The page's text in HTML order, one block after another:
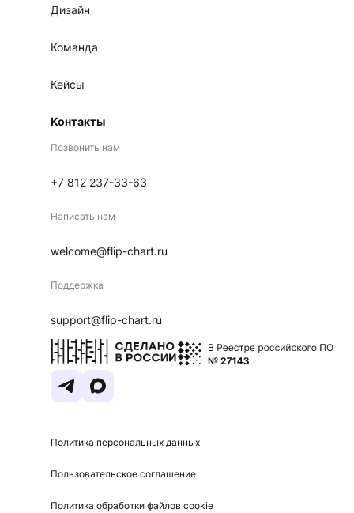
Дизайн
Команда
Кейсы
Контакты
Позвонить нам
+7 812 237-33-63
Написать нам
welcome@flip-chart.ru
Поддержка
support@flip-chart.ru
Политика персональных данных
Пользовательское соглашение
Политика обработки файлов cookie